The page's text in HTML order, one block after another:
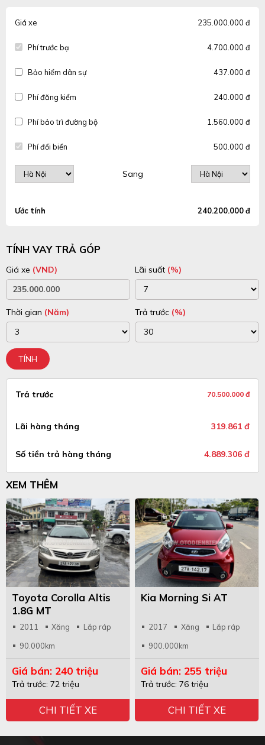
Giá xe 235.000.000 đ
Phí trước bạ 4.700.000 đ
Bảo hiểm dân sự 437.000 đ
Phí đăng kiểm 240.000 đ
Phí bảo trì đường bộ 1.560.000 đ
Phí đổi biển 500.000 đ
Sang
Ước tính 240.200.000 đ
TÍNH VAY TRẢ GÓP
Giá xe (VND) Lãi suất (%)
Thời gian (Năm) Trả trước (%)
TÍNH
Trả trước 70.500.000 đ
Lãi hàng tháng 319.861 đ
Số tiền trả hàng tháng 4.889.306 đ
XEM THÊM
Toyota Corolla Altis
1.8G MT
2011 Xăng
Lắp ráp
90.000km
Giá bán: 240 triệu
Trả trước: 72 triệu
CHI TIẾT XE
Kia Morning Si AT
2017 Xăng
Lắp ráp
900.000km
Giá bán: 255 triệu
Trả trước: 76 triệu
CHI TIẾT XE